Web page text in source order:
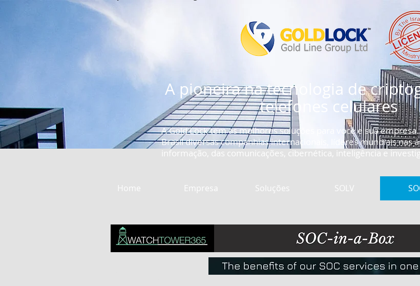
A pioneira na tecnologia de
telefones celulares
A Gold Lock tem as melhores soluções para você e sua
Brasil diversas companhias internacionais, líderes mundiais nas
informação, das comunicações, cibernética, inteligência e
Home Empresa Soluções SOLV